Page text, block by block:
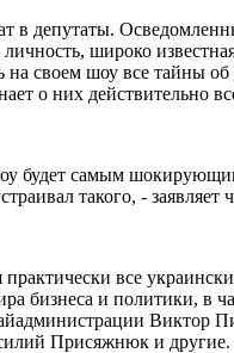
в депутаты.
широко
своем шоу все тайны об
о них действительно
будет самым
такого, - заявляет
все
бизнеса и политики, в
Виктор
Присяжнюк и другие.